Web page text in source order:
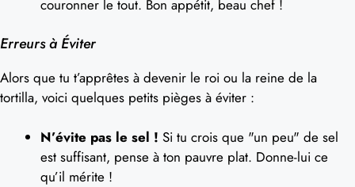
couronner le tout. Bon appétit, beau chef !
Erreurs à Éviter
Alors que tu t’apprêtes à devenir le roi ou la reine de la
tortilla, voici quelques petits pièges à éviter :
N’évite pas le sel ! Si tu crois que "un peu" de sel
est suffisant, pense à ton pauvre plat. Donne-lui ce
qu’il mérite !